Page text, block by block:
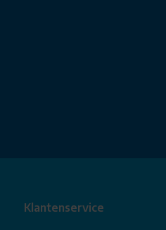
Klantenservice